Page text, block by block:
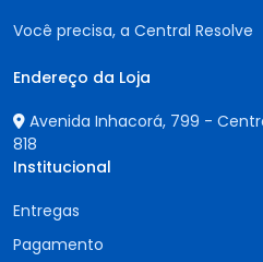
Você precisa, a Central Resolve
Endereço da Loja
Avenida Inhacorá, 799 -
818
Institucional
Entregas
Pagamento